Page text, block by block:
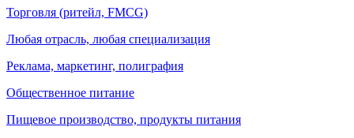
Торговля (ритейл, FMCG)
Любая отрасль, любая специализация
Реклама, маркетинг, полиграфия
Общественное питание
Пищевое производство, продукты питания